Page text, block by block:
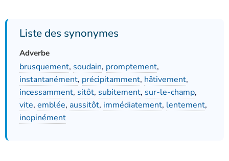
Liste des synonymes
Adverbe
brusquement, soudain, promptement,
instantanément, précipitamment, hâtivement,
incessamment, sitôt, subitement, sur-le-champ,
vite, emblée, aussitôt, immédiatement, lentement,
inopinément